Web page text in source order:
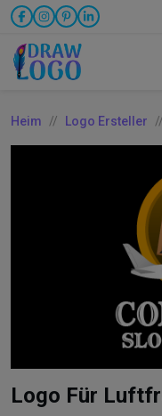
Heim Logo Ersteller
Logo Für